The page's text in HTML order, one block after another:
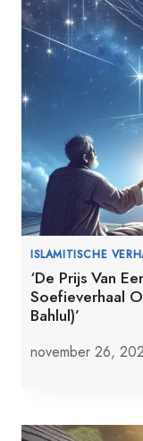
ISLAMITISCHE
‘De Prijs Van
Soefieverhaal
Bahlul)’
november 26,